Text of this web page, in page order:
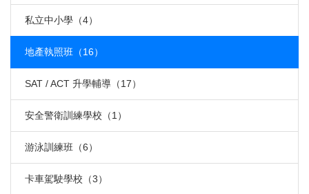
私立中小學（4）
地產執照班（16）
SAT / ACT 升學輔導（17）
安全警衛訓練學校（1）
游泳訓練班（6）
卡車駕駛學校（3）